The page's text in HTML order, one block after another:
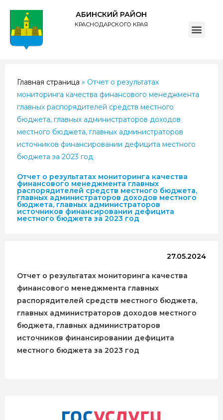
АБИНСКИЙ РАЙОН
КРАСНОДАРСКОГО КРАЯ
Главная страница » Отчет о результатах
мониторинга качества финансового менеджмента
главных распорядителей средств местного
бюджета, главных администраторов доходов
местного бюджета, главных администраторов
источников финансировании дефицита местного
бюджета за 2023 год
Отчет о результатах мониторинга качества
финансового менеджмента главных
распорядителей средств местного бюджета,
главных администраторов доходов местного
бюджета, главных администраторов
источников финансировании дефицита
местного бюджета за 2023 год
27.05.2024
Отчет о результатах мониторинга качества
финансового менеджмента главных
распорядителей средств местного бюджета,
главных администраторов доходов местного
бюджета, главных администраторов
источников финансировании дефицита
местного бюджета за 2023 год